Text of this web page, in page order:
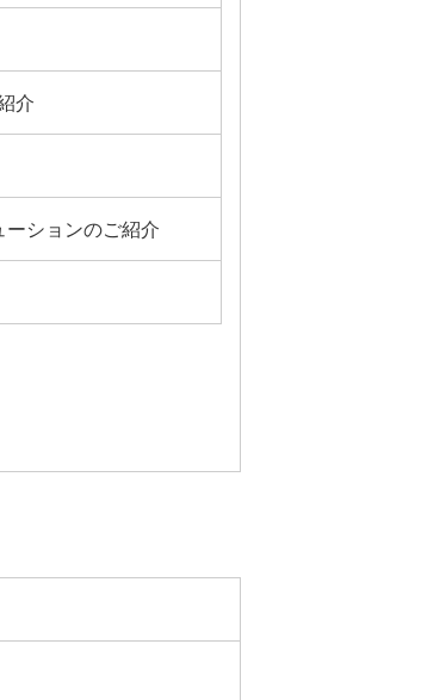
介
ションのご紹介